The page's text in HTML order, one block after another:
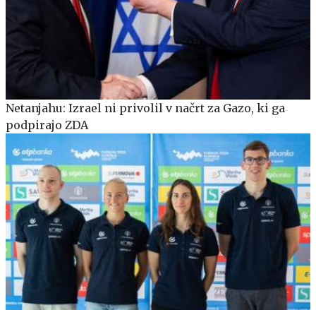
Netanjahu: Izrael ni privolil v načrt za Gazo, ki ga
podpirajo ZDA